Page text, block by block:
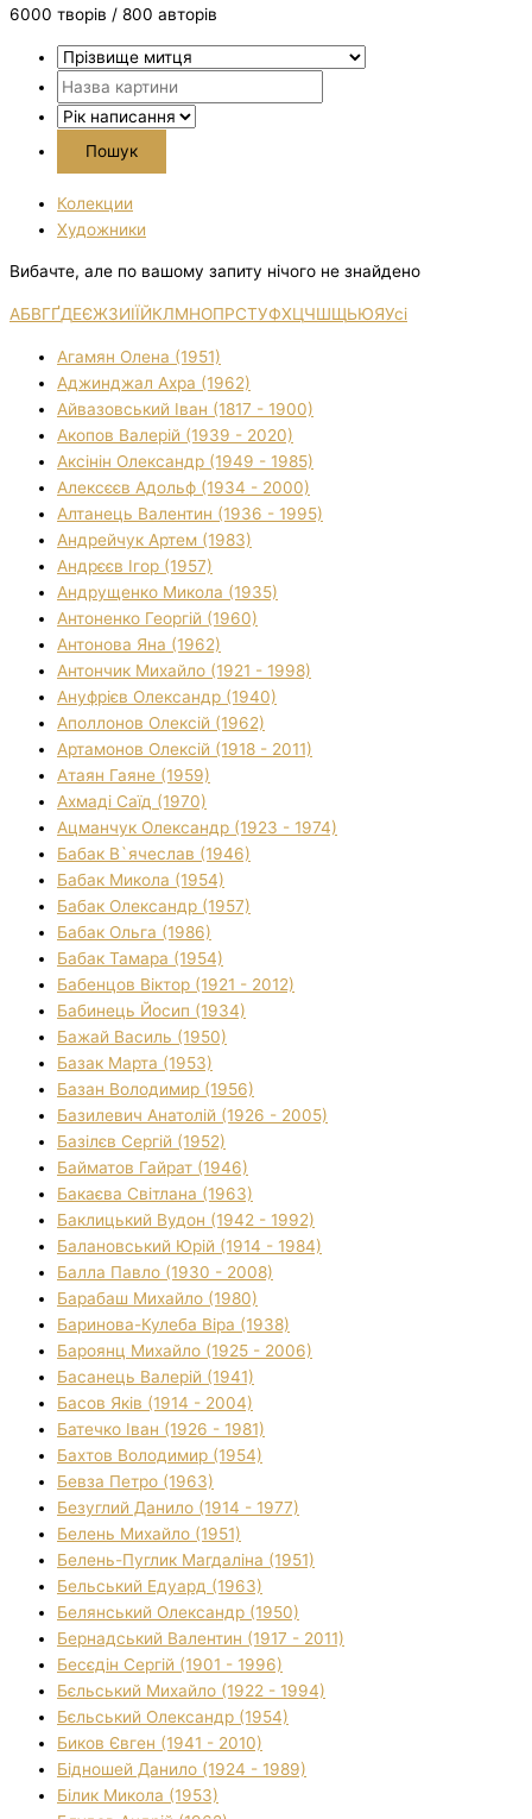
6000 творiв / 800 авторів
Колекции
Художники
Вибачте, але по вашому запиту нічого не знайдено
АБВГҐДЕЄЖЗИІЇЙКЛМНОПРСТУФХЦЧШЩЬЮЯУсі
Агамян Олена (1951)
Аджинджал Ахра (1962)
Айвазовський Іван (1817 - 1900)
Акопов Валерій (1939 - 2020)
Аксінін Олександр (1949 - 1985)
Алексєєв Адольф (1934 - 2000)
Алтанець Валентин (1936 - 1995)
Андрейчук Артем (1983)
Андрєєв Ігор (1957)
Андрущенко Микола (1935)
Антоненко Георгій (1960)
Антонова Яна (1962)
Антончик Михайло (1921 - 1998)
Ануфрієв Олександр (1940)
Аполлонов Олексій (1962)
Артамонов Олексій (1918 - 2011)
Атаян Гаяне (1959)
Ахмаді Саїд (1970)
Ацманчук Олександр (1923 - 1974)
Бабак В`ячеслав (1946)
Бабак Микола (1954)
Бабак Олександр (1957)
Бабак Ольга (1986)
Бабак Тамара (1954)
Бабенцов Віктор (1921 - 2012)
Бабинець Йосип (1934)
Бажай Василь (1950)
Базак Марта (1953)
Базан Володимир (1956)
Базилевич Анатолій (1926 - 2005)
Базілєв Сергій (1952)
Байматов Гайрат (1946)
Бакаєва Світлана (1963)
Баклицький Вудон (1942 - 1992)
Балановський Юрій (1914 - 1984)
Балла Павло (1930 - 2008)
Барабаш Михайло (1980)
Баринова-Кулеба Віра (1938)
Бароянц Михайло (1925 - 2006)
Басанець Валерій (1941)
Басов Яків (1914 - 2004)
Батечко Іван (1926 - 1981)
Бахтов Володимир (1954)
Бевза Петро (1963)
Безуглий Данило (1914 - 1977)
Белень Михайло (1951)
Белень-Пуглик Магдаліна (1951)
Бельський Едуард (1963)
Белянський Олександр (1950)
Бернадський Валентин (1917 - 2011)
Бесєдін Сергій (1901 - 1996)
Бєльський Михайло (1922 - 1994)
Бєльський Олександр (1954)
Биков Євген (1941 - 2010)
Бідношей Данило (1924 - 1989)
Білик Микола (1953)